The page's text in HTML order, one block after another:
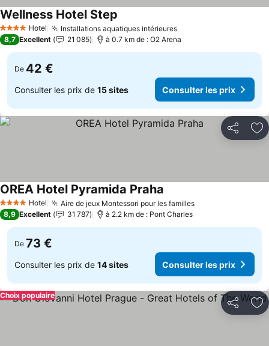
4 Étoiles Hotel Installations aquatiques intérieuresConsulter les prix
Wellness Hotel Step
8,7 Excellent 21 085 à 0.7 km de : O2 Arena
De 42 €
Consulter les prix de 15 sites Consulter les prix
Partager
4 Étoiles Hotel Aire de jeux Montessori pour les famillesConsulter les
OREA Hotel Pyramida Praha
8,9 Excellent 31 787 à 2.2 km de : Pont Charles
De 73 €
Consulter les prix de 14 sites Consulter les prix
Partager
Choix populaire